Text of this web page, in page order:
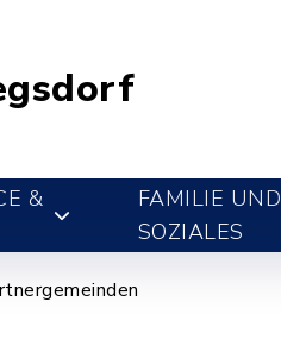
&
FAMILIE UND
SOZIALES